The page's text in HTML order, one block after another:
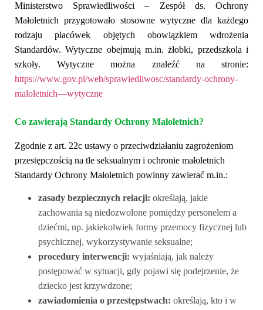
Ministerstwo Sprawiedliwości – Zespół ds. Ochrony
Małoletnich przygotowało stosowne wytyczne dla każdego
rodzaju placówek objętych obowiązkiem wdrożenia
Standardów. Wytyczne obejmują m.in. żłobki, przedszkola i
szkoły. Wytyczne można znaleźć na stronie:
https://www.gov.pl/web/sprawiedliwosc/standardy-ochrony-
maloletnich—wytyczne
Co zawierają Standardy Ochrony Małoletnich?
Zgodnie z art. 22c ustawy o przeciwdziałaniu zagrożeniom
przestępczością na tle seksualnym i ochronie małoletnich
Standardy Ochrony Małoletnich powinny zawierać m.in.:
zasady bezpiecznych relacji: określają, jakie
zachowania są niedozwolone pomiędzy personelem a
dziećmi, np. jakiekolwiek formy przemocy fizycznej lub
psychicznej, wykorzystywanie seksualne;
procedury interwencji: wyjaśniają, jak należy
postępować w sytuacji, gdy pojawi się podejrzenie, że
dziecko jest krzywdzone;
zawiadomienia o przestępstwach: określają, kto i w